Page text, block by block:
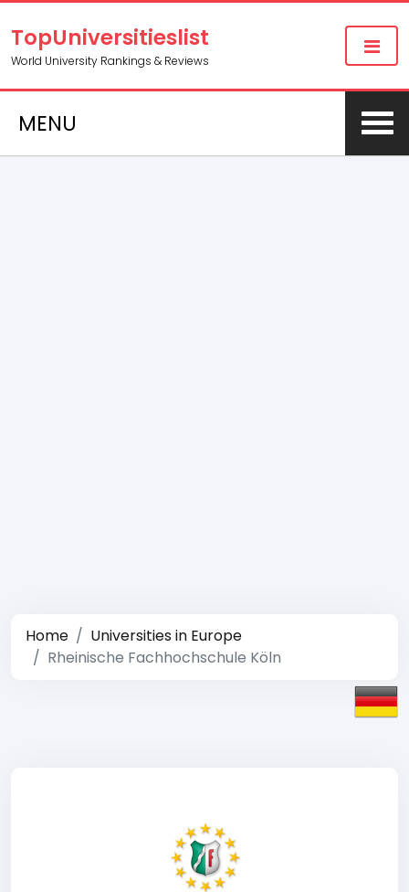
TopUniversitieslist
World University Rankings & Reviews
MENU
Home
Universities in Europe
Rheinische Fachhochschule Köln